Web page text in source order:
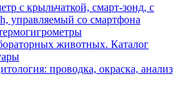
с крыльчаткой, смарт-зонд, с
управляемый со смартфона
животных. Каталог
проводка, окраска, анализ